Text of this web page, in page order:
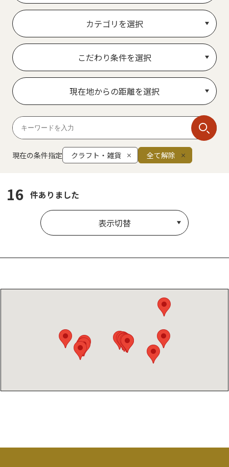
カテゴリを選択
こだわり条件を選択
現在地からの距離を選択
現在の条件指定 クラフト・雑貨 全て解除
16 件ありました
表示切替